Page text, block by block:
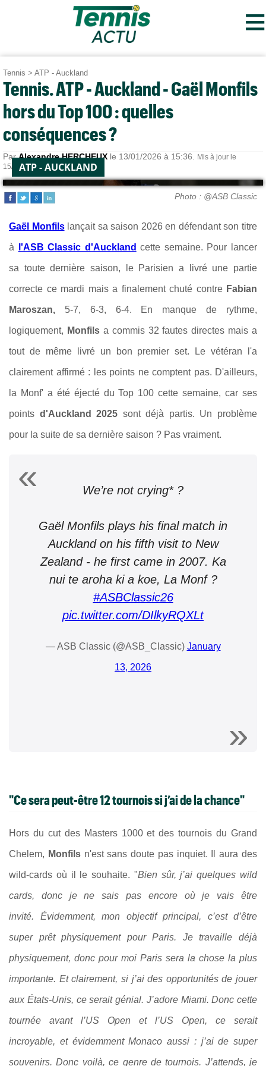
≡
Tennis > ATP - Auckland
Tennis. ATP - Auckland - Gaël Monfils
hors du Top 100 : quelles
conséquences ?
ParAlexandre HERCHEUX le 13/01/2026 à 15:36.
Mis à jour le
15/01/2026 à 08:52.
ATP - AUCKLAND
Photo : @ASB Classic
Gaël Monfils lançait sa saison 2026 en défendant son titre
à l'ASB Classic d'Auckland cette semaine. Pour lancer
sa toute dernière saison, l e Parisien a livré une partie
correcte ce mardi mais a finalement chuté contre Fabian
Maroszan, 5-7, 6-3, 6-4. En manque de rythme,
logiquement, Monfils a commis 32 fautes directes mais a
tout de même livré un bon premier set. Le vétéran l'a
clairement affirmé : les points ne comptent pas. D'ailleurs,
la Monf' a été éjecté du Top 100 cette semaine, car ses
points d'Auckland 2025 sont déjà partis. Un problème
pour la suite de sa dernière saison ? Pas vraiment.
We’re not crying* ?
Gaël Monfils plays his final match in
Auckland on his fifth visit to New
Zealand - he first came in 2007. Ka
nui te aroha ki a koe, La Monf ?
#ASBClassic26
pic.twitter.com/DIlkyRQXLt
— ASB Classic (@ASB_Classic) January
13, 2026
"Ce sera peut-être 12 tournois si j’ai de la chance"
Hors du cut des Masters 1000 et des tournois du Grand
Chelem, Monfils n'est sans doute pas inquiet. Il aura des
wild-cards où il le souhaite. "Bien sûr, j’ai quelques wild
cards, donc je ne sais pas encore où je vais être
invité. Évidemment, mon objectif principal, c’est d’être
super prêt physiquement pour Paris. Je travaille déjà
physiquement, donc pour moi Paris sera la chose la plus
importante. Et clairement, si j’ai des opportunités de jouer
aux États-Unis, ce serait génial. J’adore Miami. Donc cette
tournée avant l’US Open et l’US Open, ce serait
incroyable, et évidemment Monaco aussi : j’ai de super
souvenirs. Donc voilà, ce genre de tournois. J’attends, je